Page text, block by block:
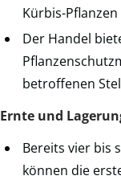
Kürbis-
Der Handel
betroffenen
Ernte und
Bereits vier bis
können die